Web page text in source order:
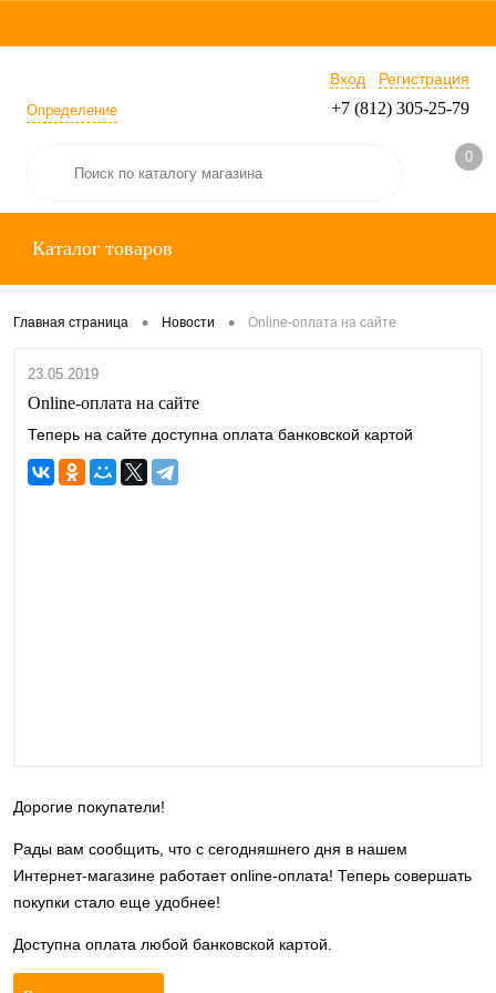
Определение
Вход Регистрация
+7 (812) 305-25-79
0
Каталог товаров
Главная страница • Новости • Online-оплата на сайте
23.05.2019
Online-оплата на сайте
Теперь на сайте доступна оплата банковской картой
Дорогие покупатели!
Рады вам сообщить, что с сегодняшнего дня в нашем
Интернет-магазине работает online-оплата! Теперь совершать
покупки стало еще удобнее!
Доступна оплата любой банковской картой.